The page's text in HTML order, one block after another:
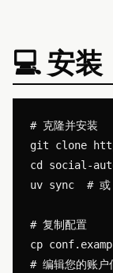
💻 安装
# 克隆并安装
git clone
cd social-
uv sync  #
# 复制配置
cp